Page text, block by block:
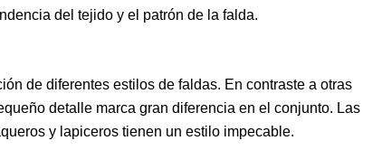
del tejido y el patrón de la falda.
de diferentes estilos de faldas. En contraste a otras
detalle marca gran diferencia en el conjunto. Las
y lapiceros tienen un estilo impecable.